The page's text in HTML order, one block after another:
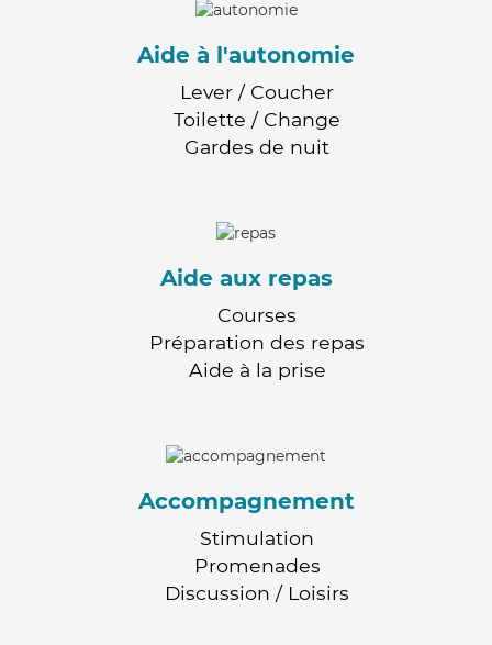
Aide à l'autonomie
Lever / Coucher
Toilette / Change
Gardes de nuit
Aide aux repas
Courses
Préparation des repas
Aide à la prise
Accompagnement
Stimulation
Promenades
Discussion / Loisirs